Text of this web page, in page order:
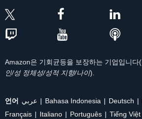
Amazon은 기회균등을 보장하는 기업입니다(
인/성 정체성/성적 지향/나이).
언어 عربي Bahasa Indonesia Deutsch
Français
Italiano Português Tiếng Việt